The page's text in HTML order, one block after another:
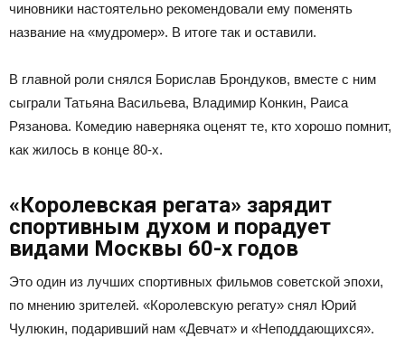
чиновники настоятельно рекомендовали ему поменять
название на «мудромер». В итоге так и оставили.
В главной роли снялся Борислав Брондуков, вместе с ним
сыграли Татьяна Васильева, Владимир Конкин, Раиса
Рязанова. Комедию наверняка оценят те, кто хорошо помнит,
как жилось в конце 80-х.
«Королевская регата» зарядит
спортивным духом и порадует
видами Москвы 60-х годов
Это один из лучших спортивных фильмов советской эпохи,
по мнению зрителей. «Королевскую регату» снял Юрий
Чулюкин, подаривший нам «Девчат» и «Неподдающихся».